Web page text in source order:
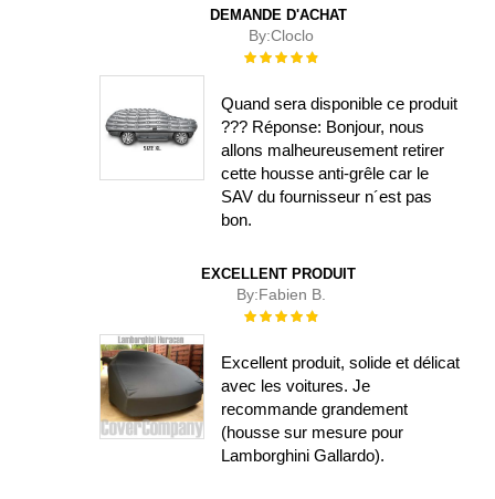
DEMANDE D'ACHAT
By:Cloclo
Évaluation :
Quand sera disponible ce produit
??? Réponse: Bonjour, nous
allons malheureusement retirer
cette housse anti-grêle car le
SAV du fournisseur n´est pas
bon.
EXCELLENT PRODUIT
By:Fabien B.
Évaluation :
Excellent produit, solide et délicat
avec les voitures. Je
recommande grandement
(housse sur mesure pour
Lamborghini Gallardo).